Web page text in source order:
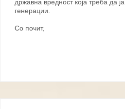
државна вредност која треба да
генерации.
Со почит,